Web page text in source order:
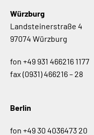
Würzburg
Landsteinerstraße 4
97074 Würzburg
fon +49 931 466216 1177
fax (0931) 466216 – 28
Berlin
fon +49 30 4036473 20